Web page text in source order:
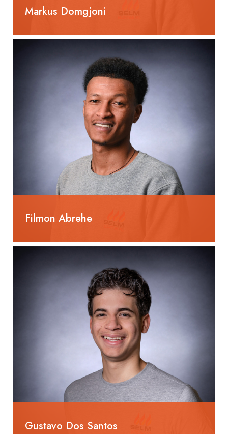
Markus Domgjoni
Filmon Abrehe
Gustavo Dos Santos